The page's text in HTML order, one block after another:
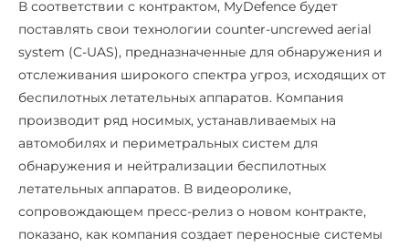
В соответствии с контрактом, MyDefence будет
поставлять свои технологии counter-uncrewed aerial
system (C-UAS), предназначенные для обнаружения и
отслеживания широкого спектра угроз, исходящих от
беспилотных летательных аппаратов. Компания
производит ряд носимых, устанавливаемых на
автомобилях и периметральных систем для
обнаружения и нейтрализации беспилотных
летательных аппаратов. В видеоролике,
сопровождающем пресс-релиз о новом контракте,
показано, как компания создает переносные системы